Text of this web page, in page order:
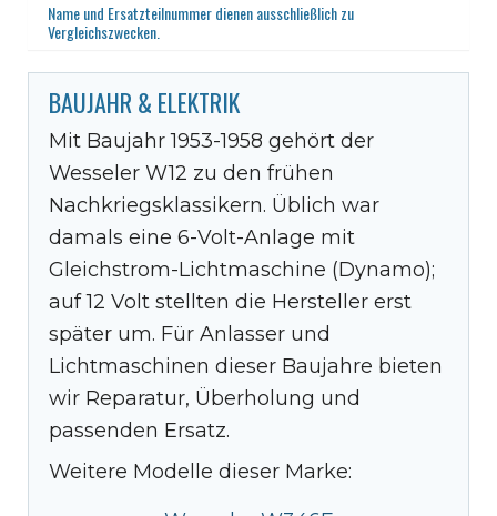
Name und Ersatzteilnummer dienen ausschließlich zu
Vergleichszwecken.
BAUJAHR & ELEKTRIK
Mit Baujahr 1953-1958 gehört der
Wesseler W12 zu den frühen
Nachkriegsklassikern. Üblich war
damals eine 6-Volt-Anlage mit
Gleichstrom-Lichtmaschine (Dynamo);
auf 12 Volt stellten die Hersteller erst
später um. Für Anlasser und
Lichtmaschinen dieser Baujahre bieten
wir Reparatur, Überholung und
passenden Ersatz.
Weitere Modelle dieser Marke: